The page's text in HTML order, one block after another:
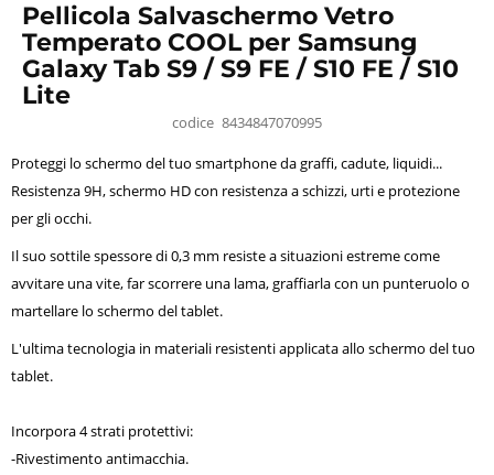
Pellicola Salvaschermo Vetro
Temperato COOL per Samsung
Galaxy Tab S9 / S9 FE / S10 FE / S10
Lite
codice 8434847070995
Proteggi lo schermo del tuo smartphone da graffi, cadute, liquidi...
Resistenza 9H, schermo HD con resistenza a schizzi, urti e protezione
per gli occhi.
Il suo sottile spessore di 0,3 mm resiste a situazioni estreme come
avvitare una vite, far scorrere una lama, graffiarla con un punteruolo o
martellare lo schermo del tablet.
L'ultima tecnologia in materiali resistenti applicata allo schermo del tuo
tablet.
Incorpora 4 strati protettivi:
-Rivestimento antimacchia.